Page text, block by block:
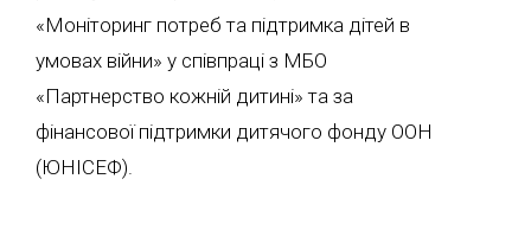
«Моніторинг потреб та підтримка дітей в
умовах війни» у співпраці з МБО
«Партнерство кожній дитині» та за
фінансової підтримки дитячого фонду ООН
(ЮНІСЕФ).